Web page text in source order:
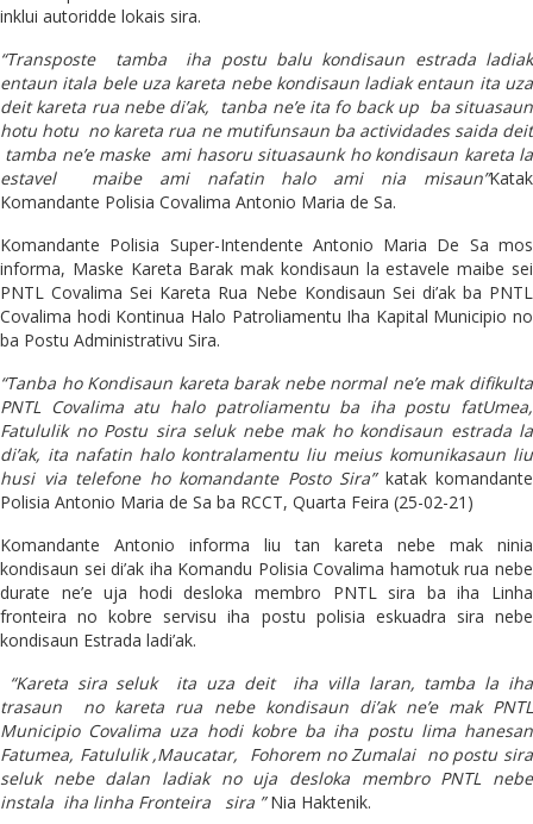
inklui autoridde lokais sira.
“Transposte tamba iha postu balu kondisaun estrada ladiak
entaun itala bele uza kareta nebe kondisaun ladiak entaun ita uza
deit kareta rua nebe di’ak, tanba ne’e ita fo back up ba situasaun
hotu hotu no kareta rua ne mutifunsaun ba actividades saida deit
tamba ne’e maske ami hasoru situasaunk ho kondisaun kareta la
estavel maibe ami nafatin halo ami nia misaun”Katak
Komandante Polisia Covalima Antonio Maria de Sa.
Komandante Polisia Super-Intendente Antonio Maria De Sa mos
informa, Maske Kareta Barak mak kondisaun la estavele maibe sei
PNTL Covalima Sei Kareta Rua Nebe Kondisaun Sei di’ak ba PNTL
Covalima hodi Kontinua Halo Patroliamentu Iha Kapital Municipio no
ba Postu Administrativu Sira.
“Tanba ho Kondisaun kareta barak nebe normal ne’e mak difikulta
PNTL Covalima atu halo patroliamentu ba iha postu fatUmea,
Fatululik no Postu sira seluk nebe mak ho kondisaun estrada la
di’ak, ita nafatin halo kontralamentu liu meius komunikasaun liu
husi via telefone ho komandante Posto Sira”katak komandante
Polisia Antonio Maria de Sa ba RCCT, Quarta Feira (25-02-21)
Komandante Antonio informa liu tan kareta nebe mak ninia
kondisaun sei di’ak iha Komandu Polisia Covalima hamotuk rua nebe
durate ne’e uja hodi desloka membro PNTL sira ba iha Linha
fronteira no kobre servisu iha postu polisia eskuadra sira nebe
kondisaun Estrada ladi’ak.
“Kareta sira seluk ita uza deit iha villa laran, tamba la iha
trasaun no kareta rua nebe kondisaun di’ak ne’e mak PNTL
Municipio Covalima uza hodi kobre ba iha postu lima hanesan
Fatumea, Fatululik ,Maucatar, Fohorem no Zumalai no postu sira
seluk nebe dalan ladiak no uja desloka membro PNTL nebe
instala iha linha Fronteira sira ”Nia Haktenik.